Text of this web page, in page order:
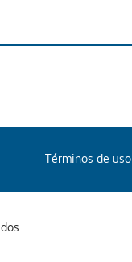
Términos de uso